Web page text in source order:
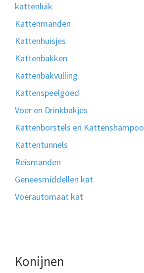
kattenluik
Kattenmanden
Kattenhuisjes
Kattenbakken
Kattenbakvulling
Kattenspeelgoed
Voer en Drinkbakjes
Kattenborstels en Kattenshampoo
Kattentunnels
Reismanden
Geneesmiddellen kat
Voerautomaat kat
Konijnen